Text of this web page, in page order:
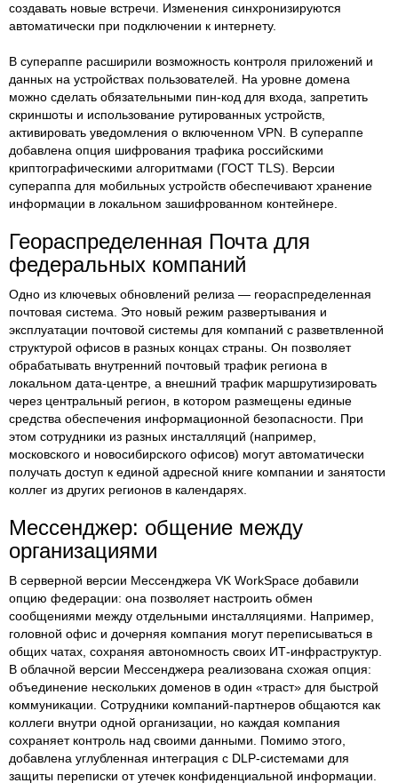
создавать новые встречи. Изменения синхронизируются
автоматически при подключении к интернету.
В супераппе расширили возможность контроля приложений и
данных на устройствах пользователей. На уровне домена
можно сделать обязательными пин-код для входа, запретить
скриншоты и использование рутированных устройств,
активировать уведомления о включенном VPN. В супераппе
добавлена опция шифрования трафика российскими
криптографическими алгоритмами (ГОСТ TLS). Версии
супераппа для мобильных устройств обеспечивают хранение
информации в локальном зашифрованном контейнере.
Геораспределенная Почта для
федеральных компаний
Одно из ключевых обновлений релиза — геораспределенная
почтовая система. Это новый режим развертывания и
эксплуатации почтовой системы для компаний с разветвленной
структурой офисов в разных концах страны. Он позволяет
обрабатывать внутренний почтовый трафик региона в
локальном дата-центре, а внешний трафик маршрутизировать
через центральный регион, в котором размещены единые
средства обеспечения информационной безопасности. При
этом сотрудники из разных инсталляций (например,
московского и новосибирского офисов) могут автоматически
получать доступ к единой адресной книге компании и занятости
коллег из других регионов в календарях.
Мессенджер: общение между
организациями
В серверной версии Мессенджера VK WorkSpace добавили
опцию федерации: она позволяет настроить обмен
сообщениями между отдельными инсталляциями. Например,
головной офис и дочерняя компания могут переписываться в
общих чатах, сохраняя автономность своих ИТ-инфраструктур.
В облачной версии Мессенджера реализована схожая опция:
объединение нескольких доменов в один «траст» для быстрой
коммуникации. Сотрудники компаний-партнеров общаются как
коллеги внутри одной организации, но каждая компания
сохраняет контроль над своими данными. Помимо этого,
добавлена углубленная интеграция с DLP-системами для
защиты переписки от утечек конфиденциальной информации.